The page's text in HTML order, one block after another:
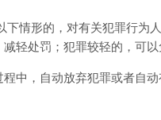
下情形的，对有关犯罪行为
轻处罚；犯罪较轻的，可以
程中，自动放弃犯罪或者自